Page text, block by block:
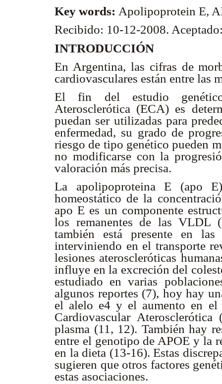
Key words: Apolipoprotein E,
Recibido: 10-12-2008.
INTRODUCCIÓN
En Argentina, las cifras de
cardiovasculares están entre las
El fin del estudio
Aterosclerótica (ECA) es
puedan ser utilizadas para
enfermedad, su grado de
riesgo de tipo genético pueden
no modificarse con la
valoración más precisa.
La apolipoproteina E (apo
homeostático de la
apo E es un componente
los remanentes de las VLDL
también está presente en
interviniendo en el transporte
lesiones ateroscleróticas
influye en la excreción del
estudiado en varias
algunos reportes (7), hoy hay
el alelo e4 y el aumento en el
Cardiovascular
plasma (11, 12). También hay
entre el genotipo de APOE y la
en la dieta (13-16). Estas
sugieren que otros factores
estas asociaciones.